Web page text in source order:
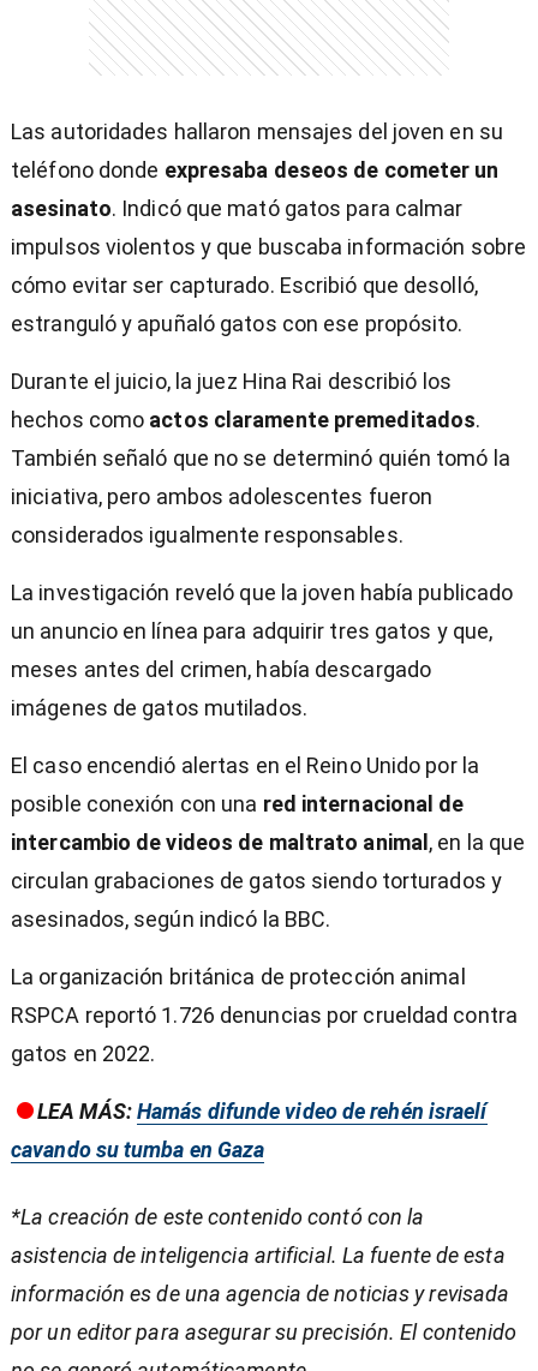
Las autoridades hallaron mensajes del joven en su
teléfono donde expresaba deseos de cometer un
asesinato. Indicó que mató gatos para calmar
impulsos violentos y que buscaba información sobre
cómo evitar ser capturado. Escribió que desolló,
estranguló y apuñaló gatos con ese propósito.
Durante el juicio, la juez Hina Rai describió los
hechos como actos claramente premeditados.
También señaló que no se determinó quién tomó la
iniciativa, pero ambos adolescentes fueron
considerados igualmente responsables.
La investigación reveló que la joven había publicado
un anuncio en línea para adquirir tres gatos y que,
meses antes del crimen, había descargado
imágenes de gatos mutilados.
El caso encendió alertas en el Reino Unido por la
posible conexión con una red internacional de
intercambio de videos de maltrato animal, en la que
circulan grabaciones de gatos siendo torturados y
asesinados, según indicó la BBC.
La organización británica de protección animal
RSPCA reportó 1.726 denuncias por crueldad contra
gatos en 2022.
LEA MÁS:Hamás difunde video de rehén israelí
cavando su tumba en Gaza
*La creación de este contenido contó con la
asistencia de inteligencia artificial. La fuente de esta
información es de una agencia de noticias y revisada
por un editor para asegurar su precisión. El contenido